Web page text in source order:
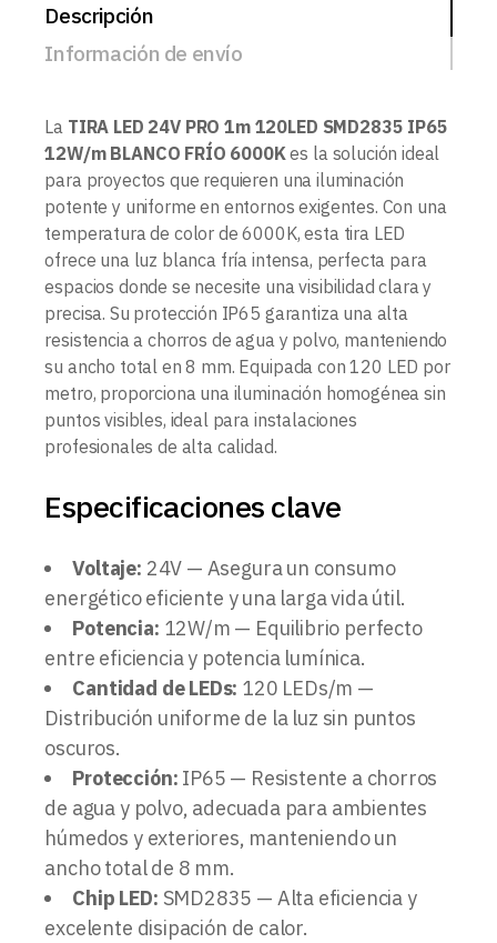
Descripción
Información de envío
La TIRA LED 24V PRO 1m 120LED SMD2835 IP65
12W/m BLANCO FRÍO 6000K es la solución ideal
para proyectos que requieren una iluminación
potente y uniforme en entornos exigentes. Con una
temperatura de color de 6000K, esta tira LED
ofrece una luz blanca fría intensa, perfecta para
espacios donde se necesite una visibilidad clara y
precisa. Su protección IP65 garantiza una alta
resistencia a chorros de agua y polvo, manteniendo
su ancho total en 8 mm. Equipada con 120 LED por
metro, proporciona una iluminación homogénea sin
puntos visibles, ideal para instalaciones
profesionales de alta calidad.
Especificaciones clave
Voltaje: 24V — Asegura un consumo
energético eficiente y una larga vida útil.
Potencia: 12W/m — Equilibrio perfecto
entre eficiencia y potencia lumínica.
Cantidad de LEDs: 120 LEDs/m —
Distribución uniforme de la luz sin puntos
oscuros.
Protección: IP65 — Resistente a chorros
de agua y polvo, adecuada para ambientes
húmedos y exteriores, manteniendo un
ancho total de 8 mm.
Chip LED: SMD2835 — Alta eficiencia y
excelente disipación de calor.